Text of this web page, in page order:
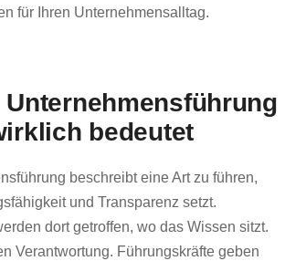
für Ihren Unternehmensalltag.
Unternehmensführung
bedeutet
beschreibt eine Art zu führen,
und Transparenz setzt.
dort getroffen, wo das Wissen sitzt.
Verantwortung. Führungskräfte geben